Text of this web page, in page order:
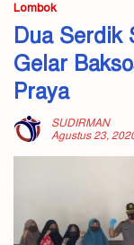
Lombok
Dua Serdik
Gelar
Praya
SUDIRMAN
Agustus 23,